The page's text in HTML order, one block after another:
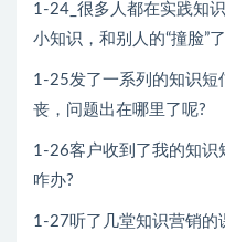
1-24_很多人都在实践知
小知识，和别人的“撞脸”
1-25发了一系列的知识短
丧，问题出在哪里了呢?
1-26客户收到了我的知识
咋办?
1-27听了几堂知识营销的